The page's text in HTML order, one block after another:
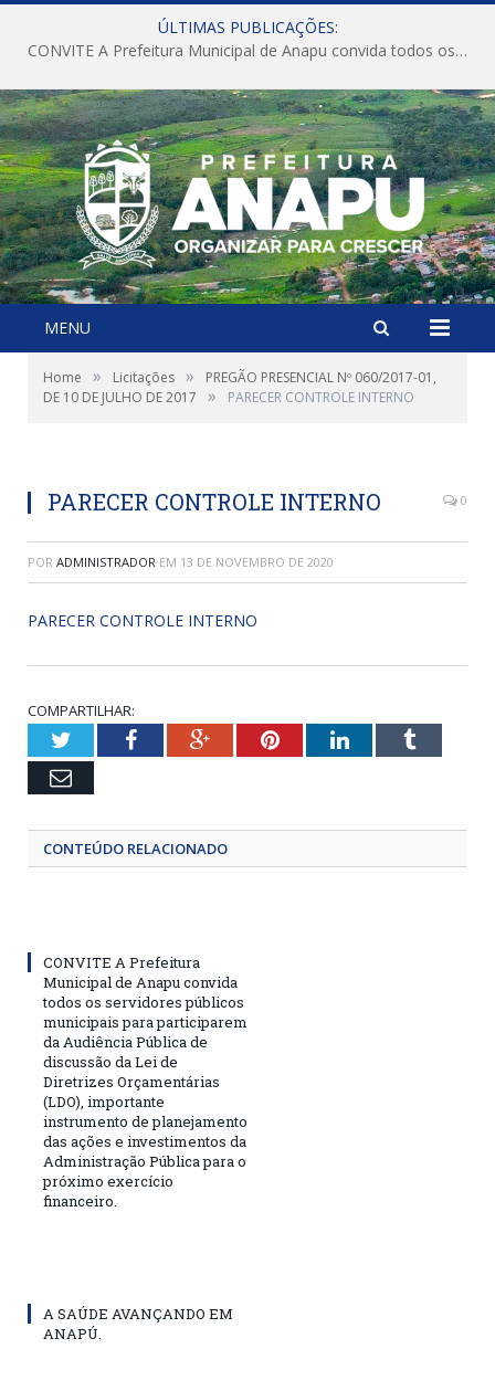
ÚLTIMAS PUBLICAÇÕES:
CONVITE A Prefeitura Municipal de Anapu convida todos os servidores públicos municipais para participarem da Audiência Pública de discussão da Lei de Diretrizes Orçamentárias (LDO), importante instrumento de planejamento das ações e investimentos da Administração Pública para o próximo exercício financeiro.
MENU
Home » Licitações »
PREGÃO PRESENCIAL Nº 060/2017-01,
DE 10 DE JULHO DE 2017
» PARECER CONTROLE INTERNO
PARECER CONTROLE INTERNO 0
POR ADMINISTRADOR EM 13 DE NOVEMBRO DE 2020
PARECER CONTROLE INTERNO
COMPARTILHAR:
TwitterFacebookGoogle+PinterestLinkedInTumblr
Email
CONTEÚDO RELACIONADO
CONVITE A Prefeitura
Municipal de Anapu convida
todos os servidores públicos
municipais para participarem
da Audiência Pública de
discussão da Lei de
Diretrizes Orçamentárias
(LDO), importante
instrumento de planejamento
das ações e investimentos da
Administração Pública para o
próximo exercício
financeiro.
A SAÚDE AVANÇANDO EM
ANAPÚ.